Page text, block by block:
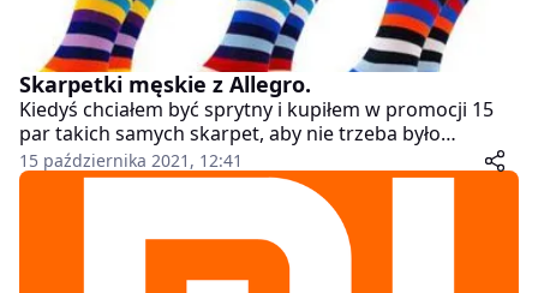
Skarpetki męskie z Allegro.
Kiedyś chciałem być sprytny i kupiłem w promocji 15
par takich samych skarpet, aby nie trzeba było
parować… i po 5-6 praniach miałem 30 szt. różnych
odcieni czarnych skarpet. Teoretycznie dla mnie –
minimalisty – to żaden problem założyć jedną białą i
jedną czarną skarpetę jednak harmonia zaburzona.
Teraz wybieram skarpety we wzory aby na suszarce
było widać gdzie jest druga. To tak słowem wstępu. A
15 października 2021, 12:41